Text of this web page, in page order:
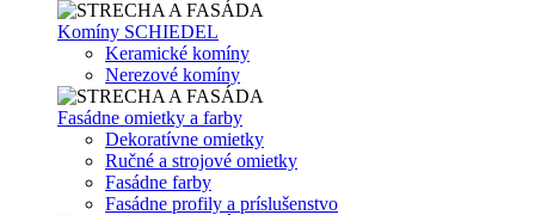
Komíny SCHIEDEL
Keramické komíny
Nerezové komíny
Fasádne omietky a farby
Dekoratívne omietky
Ručné a strojové omietky
Fasádne farby
Fasádne profily a príslušenstvo